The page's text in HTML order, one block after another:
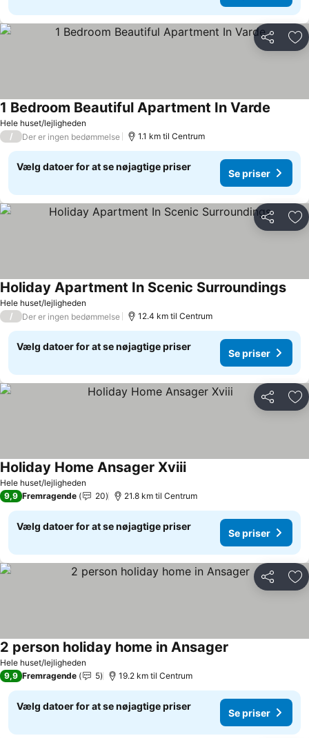
Del
Hele huset/lejligheden
1 Bedroom Beautiful Apartment In Varde
/ Der er ingen bedømmelse 1.1 km til Centrum
Vælg datoer for at se nøjagtige priser
Se priser
Del
Hele huset/lejligheden
Holiday Apartment In Scenic SurroundingsSe
/ Der er ingen bedømmelse 12.4 km til Centrum
Vælg datoer for at se nøjagtige priser
Se priser
Del
Hele huset/lejligheden
Holiday Home Ansager XviiiSe priser
9,9 Fremragende 20 21.8 km til Centrum
Vælg datoer for at se nøjagtige priser
Se priser
Del
Hele huset/lejligheden
2 person holiday home in Ansager
9,9 Fremragende 5 19.2 km til Centrum
Vælg datoer for at se nøjagtige priser
Se priser